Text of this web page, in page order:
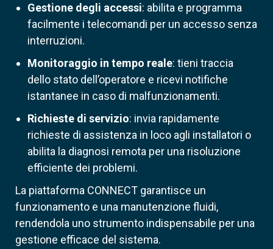
Gestione degli accessi: abilita e programma
facilmente i telecomandi per un accesso senza
interruzioni.
Monitoraggio in tempo reale: tieni traccia
dello stato dell’operatore e ricevi notifiche
istantanee in caso di malfunzionamenti.
Richieste di servizio: invia rapidamente
richieste di assistenza in loco agli installatori o
abilita la diagnosi remota per una risoluzione
efficiente dei problemi.
La piattaforma CONNECT garantisce un
funzionamento e una manutenzione fluidi,
rendendola uno strumento indispensabile per una
gestione efficace del sistema.